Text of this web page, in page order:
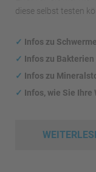
diese selbst testen
✓ Infos zu
✓ Infos zu
✓ Infos zu
✓ Infos, wie Sie